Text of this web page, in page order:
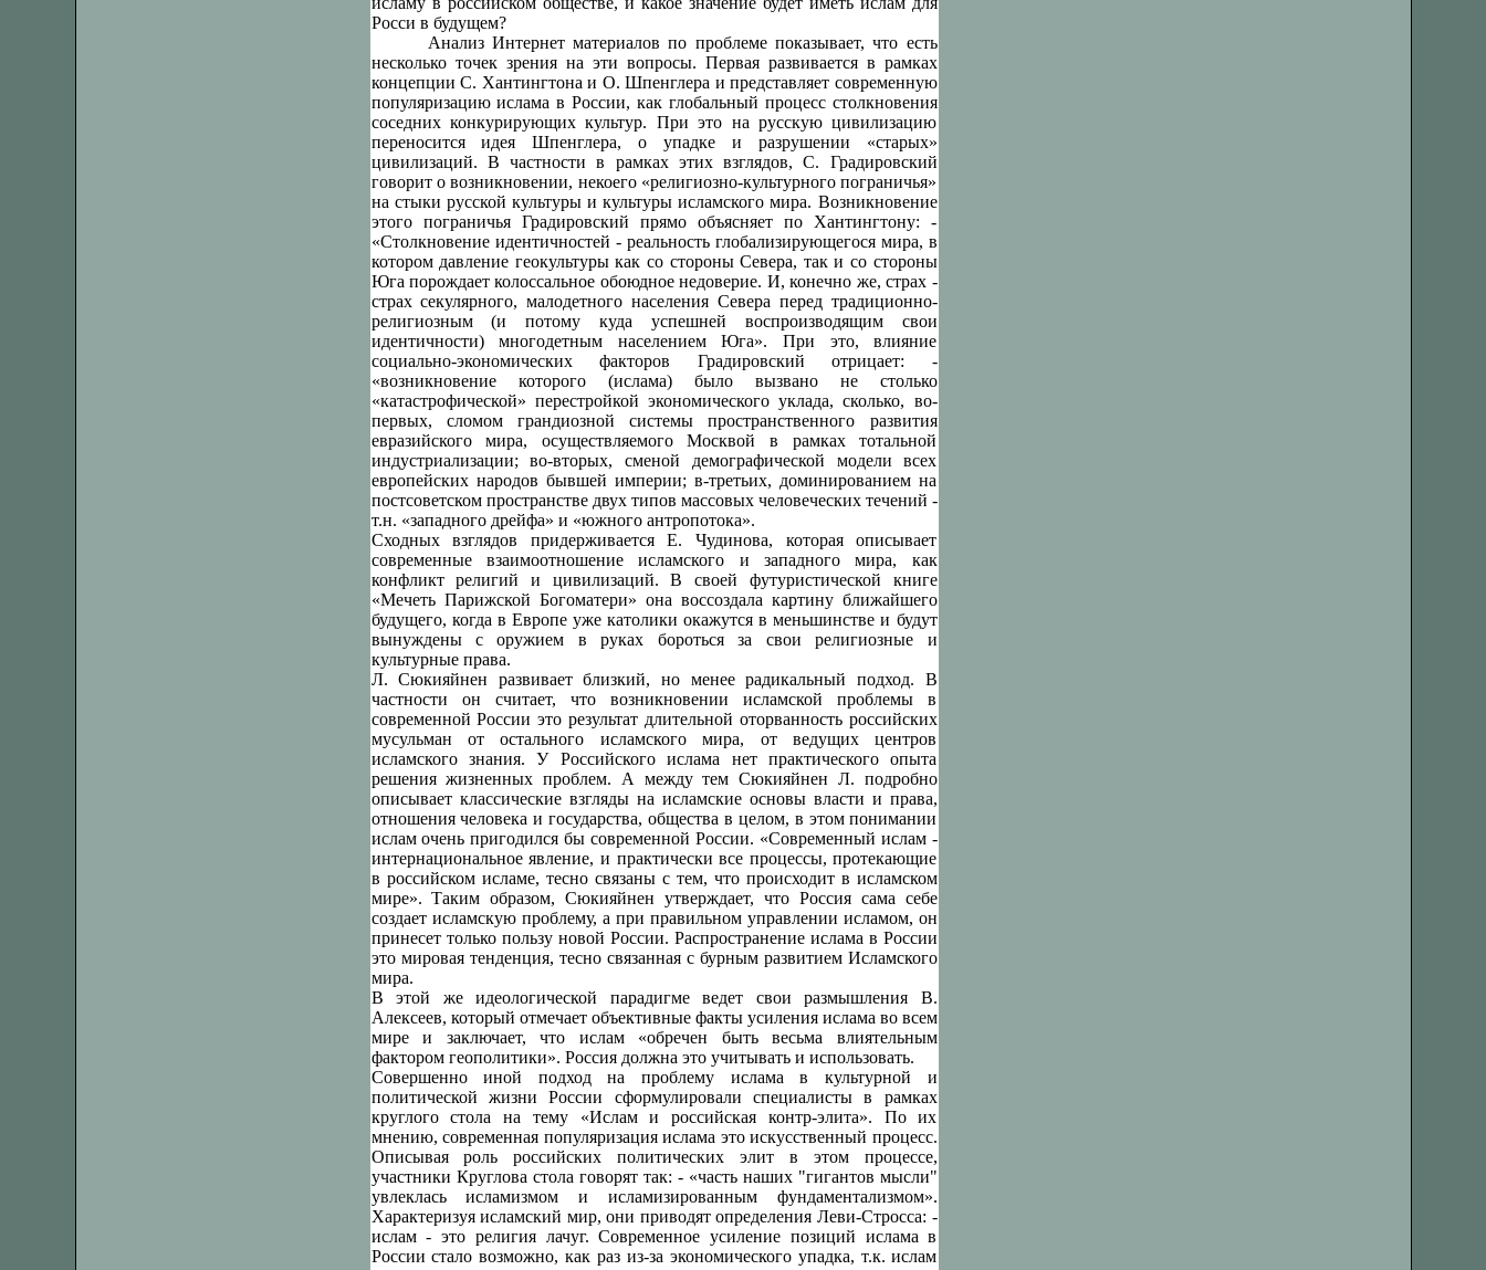
Росси в будущем?
Анализ Интернет материалов по проблеме показывает, что есть
несколько точек зрения на эти вопросы. Первая развивается в рамках
концепции С. Хантингтона и О. Шпенглера и представляет современную
популяризацию ислама в России, как глобальный процесс столкновения
соседних конкурирующих культур. При это на русскую цивилизацию
переносится идея Шпенглера, о упадке и разрушении «старых»
цивилизаций. В частности в рамках этих взглядов, С. Градировский
говорит о возникновении, некоего «религиозно-культурного пограничья»
на стыки русской культуры и культуры исламского мира. Возникновение
этого пограничья Градировский прямо объясняет по Хантингтону: -
«Столкновение идентичностей - реальность глобализирующегося мира, в
котором давление геокультуры как со стороны Севера, так и со стороны
Юга порождает колоссальное обоюдное недоверие. И, конечно же, страх -
страх секулярного, малодетного населения Севера перед традиционно-
религиозным (и потому куда успешней воспроизводящим свои
идентичности) многодетным населением Юга». При это, влияние
социально-экономических факторов Градировский отрицает: -
«возникновение которого (ислама) было вызвано не столько
«катастрофической» перестройкой экономического уклада, сколько, во-
первых, сломом грандиозной системы пространственного развития
евразийского мира, осуществляемого Москвой в рамках тотальной
индустриализации; во-вторых, сменой демографической модели всех
европейских народов бывшей империи; в-третьих, доминированием на
постсоветском пространстве двух типов массовых человеческих течений -
т.н. «западного дрейфа» и «южного антропотока».
Сходных взглядов придерживается Е. Чудинова, которая описывает
современные взаимоотношение исламского и западного мира, как
конфликт религий и цивилизаций. В своей футуристической книге
«Мечеть Парижской Богоматери» она воссоздала картину ближайшего
будущего, когда в Европе уже католики окажутся в меньшинстве и будут
вынуждены с оружием в руках бороться за свои религиозные и
культурные права.
Л. Сюкияйнен развивает близкий, но менее радикальный подход. В
частности он считает, что возникновении исламской проблемы в
современной России это результат длительной оторванность российских
мусульман от остального исламского мира, от ведущих центров
исламского знания. У Российского ислама нет практического опыта
решения жизненных проблем. А между тем Сюкияйнен Л. подробно
описывает классические взгляды на исламские основы власти и права,
отношения человека и государства, общества в целом, в этом понимании
ислам очень пригодился бы современной России. «Современный ислам -
интернациональное явление, и практически все процессы, протекающие
в российском исламе, тесно связаны с тем, что происходит в исламском
мире». Таким образом, Сюкияйнен утверждает, что Россия сама себе
создает исламскую проблему, а при правильном управлении исламом, он
принесет только пользу новой России. Распространение ислама в России
это мировая тенденция, тесно связанная с бурным развитием Исламского
мира.
В этой же идеологической парадигме ведет свои размышления В.
Алексеев, который отмечает объективные факты усиления ислама во всем
мире и заключает, что ислам «обречен быть весьма влиятельным
фактором геополитики». Россия должна это учитывать и использовать.
Совершенно иной подход на проблему ислама в культурной и
политической жизни России сформулировали специалисты в рамках
круглого стола на тему «Ислам и российская контр-элита». По их
мнению, современная популяризация ислама это искусственный процесс.
Описывая роль российских политических элит в этом процессе,
участники Круглова стола говорят так: - «часть наших "гигантов мысли"
увлеклась исламизмом и исламизированным фундаментализмом».
Характеризуя исламский мир, они приводят определения Леви-Стросса: -
ислам - это религия лачуг. Современное усиление позиций ислама в
России стало возможно, как раз из-за экономического упадка, т.к. ислам